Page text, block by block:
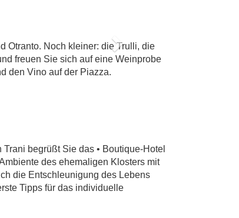
Next
Otranto. Noch kleiner: die Trulli, die
freuen Sie sich auf eine Weinprobe
den Vino auf der Piazza.
begrüßt Sie das • Boutique-Hotel
des ehemaligen Klosters mit
die Entschleunigung des Lebens
Tipps für das individuelle